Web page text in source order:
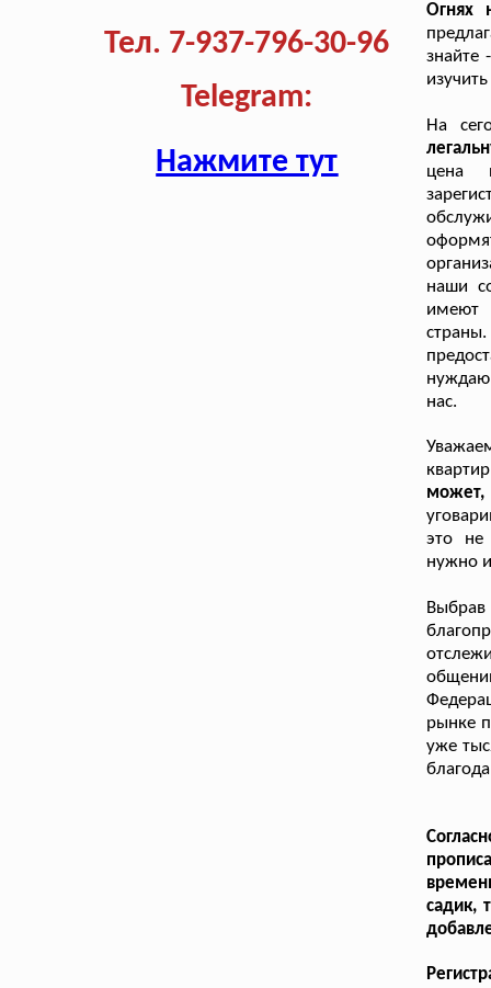
Тел. 7-937-796-30-96
Telegram:
Нажмите тут
Огнях
знайте
На
цена
наши
имеют
нас.
это не
нужно
рынке
уже
садик,